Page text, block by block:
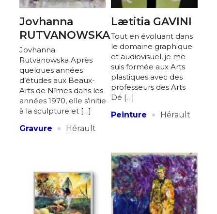
Jovhanna
RUTVANOWSKA
Jovhanna
Rutvanowska Après
quelques années
d’études aux Beaux-
Arts de Nîmes dans les
années 1970, elle s’initie
à la sculpture et […]
Gravure
· Hérault
Lætitia GAVINI
Tout en évoluant dans
le domaine graphique
et audiovisuel, je me
suis formée aux Arts
plastiques avec des
professeurs des Arts
Dé […]
Peinture
· Hérault